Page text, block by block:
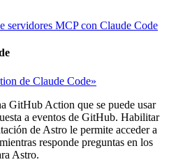
servidores MCP con Claude Code
de Claude Code»
GitHub Action que se puede usar
a eventos de GitHub. Habilitar
de Astro le permite acceder a
responde preguntas en los
Astro.